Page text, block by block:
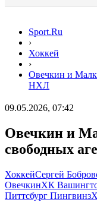
Sport.Ru
›
Хоккей
›
Овечкин и
НХЛ
09.05.2026, 07:42
Овечкин и
свободных
ХоккейСергей
ОвечкинХК
Питтсбург Пингвинз